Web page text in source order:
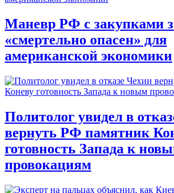
Маневр РФ с закупками
«смертельно опасен» для
американской экономики
Политолог увидел в
вернуть РФ памятник
готовность Запада к
провокациям